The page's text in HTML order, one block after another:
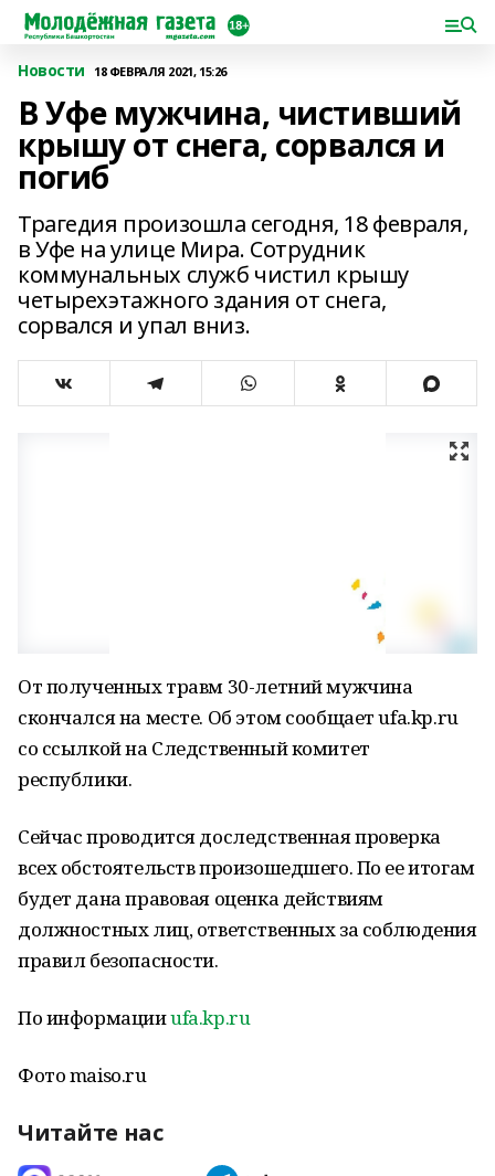
Новости 18 ФЕВРАЛЯ 2021, 15:26
В Уфе мужчина, чистивший
крышу от снега, сорвался и
погиб
Трагедия произошла сегодня, 18 февраля,
в Уфе на улице Мира. Сотрудник
коммунальных служб чистил крышу
четырехэтажного здания от снега,
сорвался и упал вниз.
От полученных травм 30-летний мужчина
скончался на месте. Об этом сообщает ufa.kp.ru
со ссылкой на Следственный комитет
республики.
Сейчас проводится доследственная проверка
всех обстоятельств произошедшего. По ее итогам
будет дана правовая оценка действиям
должностных лиц, ответственных за соблюдения
правил безопасности.
По информацииufa.kp.ru
Фото maiso.ru
Читайте нас